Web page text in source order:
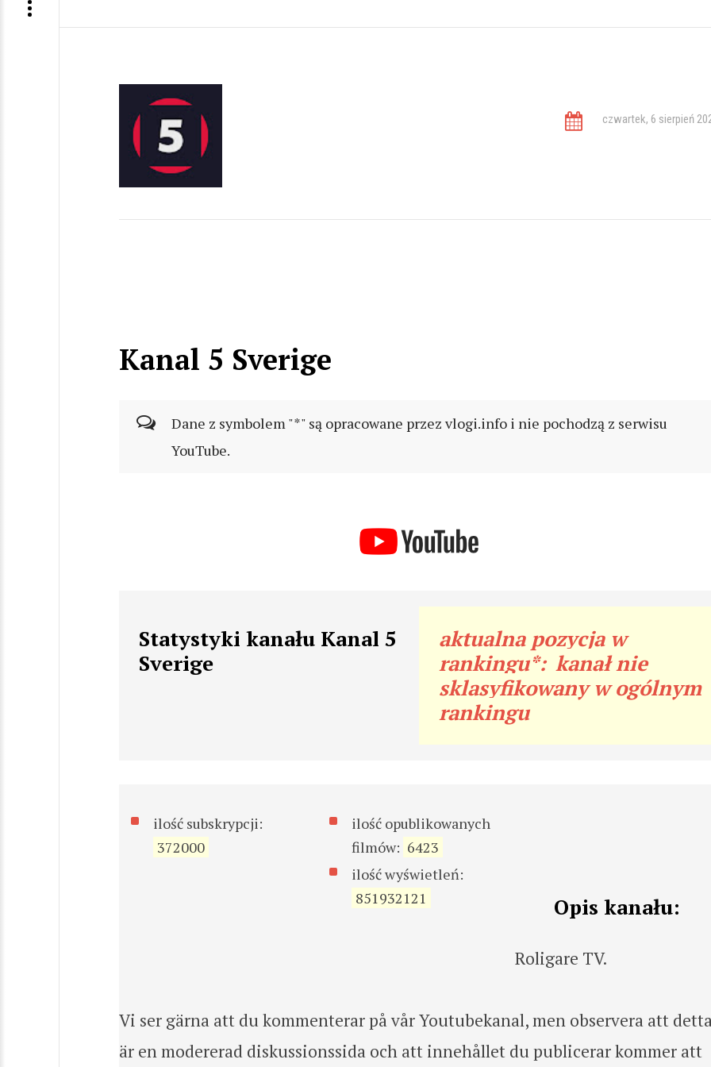
czwartek, 6 sierpień
Kanal 5 Sverige
Dane z symbolem "*" są opracowane przez vlogi.info i nie pochodzą z serwisu
YouTube.
Statystyki kanału Kanal 5
Sverige
aktualna pozycja w
rankingu*: kanał nie
sklasyfikowany w ogólnym
rankingu
ilość subskrypcji:
372000
ilość opublikowanych
filmów: 6423
ilość wyświetleń:
851932121
Opis kanału:
Roligare TV.
Vi ser gärna att du kommenterar på vår Youtubekanal, men observera att
är en modererad diskussionssida och att innehållet du publicerar kommer att